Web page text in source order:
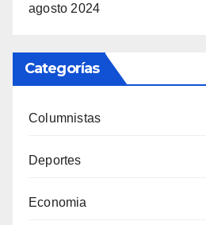
agosto 2024
Categorías
Columnistas
Deportes
Economia